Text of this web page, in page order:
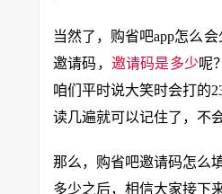
当然了，购省吧app怎么
邀请码， 邀请码是多少呢
咱们平时说大笑时会打的
读几遍就可以记住了，不
那么，购省吧邀请码怎么
多少之后，相信大家接下